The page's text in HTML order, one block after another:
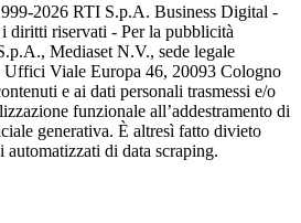
2026 RTI S.p.A. Business Digital -
diritti riservati - Per la pubblicità
Mediaset N.V., sede legale
Uffici Viale Europa 46, 20093 Cologno
e ai dati personali trasmessi e/o
funzionale all’addestramento di
generativa. È altresì fatto divieto
automatizzati di data scraping.